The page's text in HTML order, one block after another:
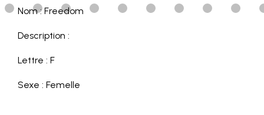
Nom : Freedom
Description :
Lettre : F
Sexe : Femelle